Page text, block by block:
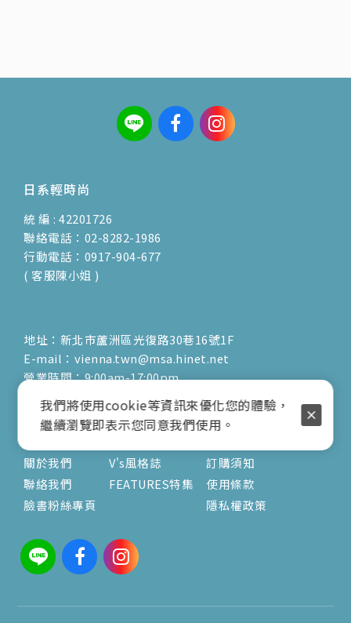
日系輕時尚
統 編 : 42201726
聯絡電話：02-8282-1986
行動電話：0917-904-677
( 客服陳小姐 )
地址：新北市蘆洲區光復路30巷16號1F
E-mail：vienna.twn@msa.hinet.net
營業時間：9:00am-17:00pm
( 公休日詳見臉書粉專置頂文 )
關於
關於我們
聯絡我們
臉書粉絲專頁
文章
V's風格誌
FEATURES特集
服務
訂購須知
使用條款
隱私權政策
我們將使用cookie等資訊來優化您的體驗，
繼續瀏覽即表示您同意我們使用。